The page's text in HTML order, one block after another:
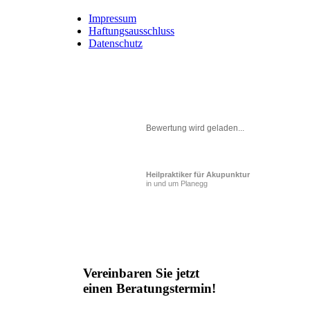
Impressum
Haftungsausschluss
Datenschutz
Bewertung wird geladen...
Heilpraktiker für Akupunktur
in und um Planegg
Vereinbaren Sie jetzt
einen Beratungstermin!